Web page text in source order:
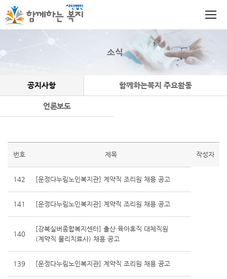
소식
공지사항 함께하는복지 주요활동
언론보도
번호 제목 작성자
142 [운정다누림노인복지관] 계약직 조리원 채용 공고
141 [운정다누림노인복지관] 계약직 조리원 채용 공고
140
[강북실버종합복지센터] 출산·육아휴직 대체직원
(계약직 물리치료사) 채용 공고
139 [운정다누림노인복지관] 계약직 조리원 채용 공고